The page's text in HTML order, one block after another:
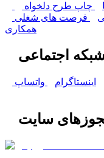
چاپ طرح دلخواه
فرصت های شغلی
همکاری
اجتماعی
اینستاگرام واتساپ
سایت